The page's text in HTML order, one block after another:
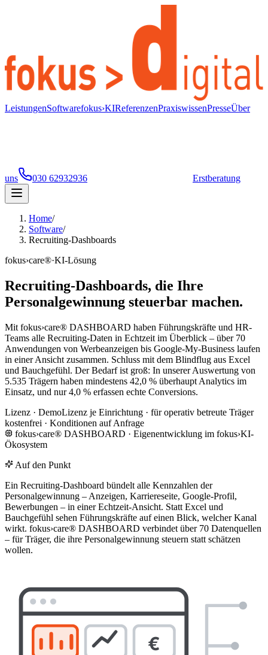
LeistungenSoftwarefokus›KIReferenzenPraxiswissenPresseÜber
uns 030 62932936 Erstberatung
Home/
Software/
Recruiting-Dashboards
fokus›care®·KI-Lösung
Recruiting-Dashboards, die Ihre
Personalgewinnung steuerbar machen.
Mit fokus›care® DASHBOARD haben Führungskräfte und HR-
Teams alle Recruiting-Daten in Echtzeit im Überblick – über 70
Anwendungen von Werbeanzeigen bis Google-My-Business laufen
in einer Ansicht zusammen. Schluss mit dem Blindflug aus Excel
und Bauchgefühl. Der Bedarf ist groß: In unserer Auswertung von
5.535 Trägern haben mindestens 42,0 % überhaupt Analytics im
Einsatz, und nur 4,0 % erfassen echte Conversions.
Lizenz · DemoLizenz je Einrichtung · für operativ betreute Träger
kostenfrei · Konditionen auf Anfrage
fokus›care® DASHBOARD · Eigenentwicklung im fokus›KI-
Ökosystem
Auf den Punkt
Ein Recruiting-Dashboard bündelt alle Kennzahlen der
Personalgewinnung – Anzeigen, Karriereseite, Google-Profil,
Bewerbungen – in einer Echtzeit-Ansicht. Statt Excel und
Bauchgefühl sehen Führungskräfte auf einen Blick, welcher Kanal
wirkt. fokus›care® DASHBOARD verbindet über 70 Datenquellen
– für Träger, die ihre Personalgewinnung steuern statt schätzen
wollen.
€